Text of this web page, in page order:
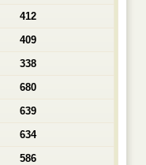
412
409
338
680
639
634
586